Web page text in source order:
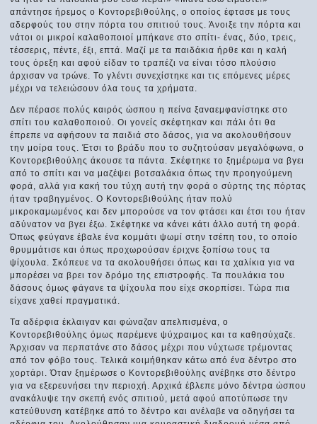
απάντησε ήρεμος ο Κοντορεβιθούλης, ο οποίος έφτασε με τους
αδερφούς του στην πόρτα του σπιτιού τους. Άνοιξε την πόρτα και
νάτοι οι μικροί καλαθοποιοί μπήκανε στο σπίτι- ένας, δύο, τρεις,
τέσσερις, πέντε, έξι, επτά. Μαζί με τα παιδάκια ήρθε και η καλή
τους όρεξη και αφού είδαν το τραπέζι να είναι τόσο πλούσιο
άρχισαν να τρώνε. Το γλέντι συνεχίστηκε και τις επόμενες μέρες
μέχρι να τελειώσουν όλα τους τα χρήματα.
Δεν πέρασε πολύς καιρός ώσπου η πείνα ξαναεμφανίστηκε στο
σπίτι του καλαθοποιού. Οι γονείς σκέφτηκαν και πάλι ότι θα
έπρεπε να αφήσουν τα παιδιά στο δάσος, για να ακολουθήσουν
την μοίρα τους. Έτσι το βράδυ που το συζητούσαν μεγαλόφωνα, ο
Κοντορεβιθούλης άκουσε τα πάντα. Σκέφτηκε το ξημέρωμα να βγει
από το σπίτι και να μαζέψει βοτσαλάκια όπως την προηγούμενη
φορά, αλλά για κακή του τύχη αυτή την φορά ο σύρτης της πόρτας
ήταν τραβηγμένος. Ο Κοντορεβιθούλης ήταν πολύ
μικροκαμωμένος και δεν μπορούσε να τον φτάσει και έτσι του ήταν
αδύνατον να βγει έξω. Σκέφτηκε να κάνει κάτι άλλο αυτή τη φορά.
Όπως φεύγανε έβαλε ένα κομμάτι ψωμί στην τσέπη του, το οποίο
θρυμμάτισε και όπως προχωρούσαν έριχνε ξοπίσω τους τα
ψίχουλα. Σκόπευε να τα ακολουθήσει όπως και τα χαλίκια για να
μπορέσει να βρει τον δρόμο της επιστροφής. Τα πουλάκια του
δάσους όμως φάγανε τα ψίχουλα που είχε σκορπίσει. Τώρα πια
είχανε χαθεί πραγματικά.
Τα αδέρφια έκλαιγαν και φώναζαν απελπισμένα, ο
Κοντορεβιθούλης όμως παρέμενε ψύχραιμος και τα καθησύχαζε.
Άρχισαν να περπατάνε στο δάσος μέχρι που νύχτωσε τρέμοντας
από τον φόβο τους. Τελικά κοιμήθηκαν κάτω από ένα δέντρο στο
χορτάρι. Όταν ξημέρωσε ο Κοντορεβιθούλης ανέβηκε στο δέντρο
για να εξερευνήσει την περιοχή. Αρχικά έβλεπε μόνο δέντρα ώσπου
ανακάλυψε την σκεπή ενός σπιτιού, μετά αφού αποτύπωσε την
κατεύθυνση κατέβηκε από το δέντρο και ανέλαβε να οδηγήσει τα